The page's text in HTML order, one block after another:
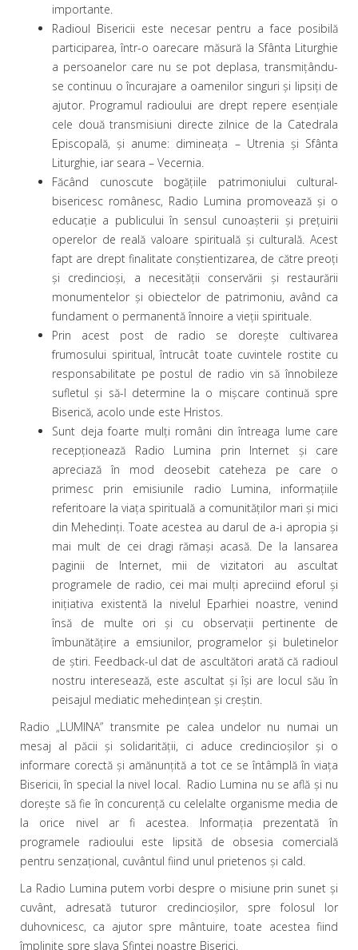
importante.
Radioul Bisericii este necesar pentru a face posibilă
participarea, într-o oarecare măsură la Sfânta Liturghie
a persoanelor care nu se pot deplasa, transmiţându-
se continuu o încurajare a oamenilor singuri şi lipsiţi de
ajutor. Programul radioului are drept repere esenţiale
cele două transmisiuni directe zilnice de la Catedrala
Episcopală, şi anume: dimineaţa – Utrenia şi Sfânta
Liturghie, iar seara – Vecernia.
Făcând cunoscute bogăţiile patrimoniului cultural-
bisericesc românesc, Radio Lumina promovează şi o
educaţie a publicului în sensul cunoaşterii şi preţuirii
operelor de reală valoare spirituală şi culturală. Acest
fapt are drept finalitate conştientizarea, de către preoţi
şi credincioşi, a necesităţii conservării şi restaurării
monumentelor şi obiectelor de patrimoniu, având ca
fundament o permanentă înnoire a vieţii spirituale.
Prin acest post de radio se doreşte cultivarea
frumosului spiritual, întrucât toate cuvintele rostite cu
responsabilitate pe postul de radio vin să înnobileze
sufletul şi să-l determine la o mişcare continuă spre
Biserică, acolo unde este Hristos.
Sunt deja foarte mulţi români din întreaga lume care
recepţionează Radio Lumina prin Internet şi care
apreciază în mod deosebit cateheza pe care o
primesc prin emisiunile radio Lumina, informaţiile
referitoare la viaţa spirituală a comunităţilor mari şi mici
din Mehedinţi. Toate acestea au darul de a-i apropia şi
mai mult de cei dragi rămaşi acasă. De la lansarea
paginii de Internet, mii de vizitatori au ascultat
programele de radio, cei mai mulţi apreciind eforul şi
iniţiativa existentă la nivelul Eparhiei noastre, venind
însă de multe ori şi cu observaţii pertinente de
îmbunătăţire a emsiunilor, programelor şi buletinelor
de ştiri. Feedback-ul dat de ascultători arată că radioul
nostru interesează, este ascultat şi îşi are locul său în
peisajul mediatic mehedinţean şi creştin.
Radio „LUMINA” transmite pe calea undelor nu numai un
mesaj al păcii şi solidarităţii, ci aduce credincioşilor şi o
informare corectă şi amănunţită a tot ce se întâmplă în viaţa
Bisericii, în special la nivel local. Radio Lumina nu se află şi nu
doreşte să fie în concurenţă cu celelalte organisme media de
la orice nivel ar fi acestea. Informaţia prezentată în
programele radioului este lipsită de obsesia comercială
pentru senzaţional, cuvântul fiind unul prietenos şi cald.
La Radio Lumina putem vorbi despre o misiune prin sunet şi
cuvânt, adresată tuturor credincioşilor, spre folosul lor
duhovnicesc, ca ajutor spre mântuire, toate acestea fiind
împlinite spre slava Sfintei noastre Biserici.